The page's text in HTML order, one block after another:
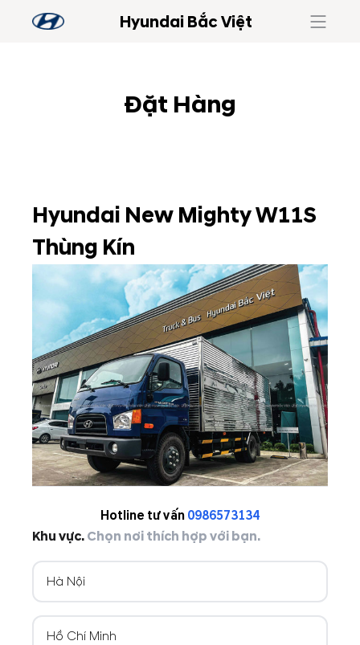
Hyundai Bắc Việt
Đặt Hàng
Hyundai New Mighty W11S
Thùng Kín
Hotline tư vấn 0986573134
Khu vực. Chọn nơi thích hợp với bạn.
Hà Nội
Hồ Chí Minh